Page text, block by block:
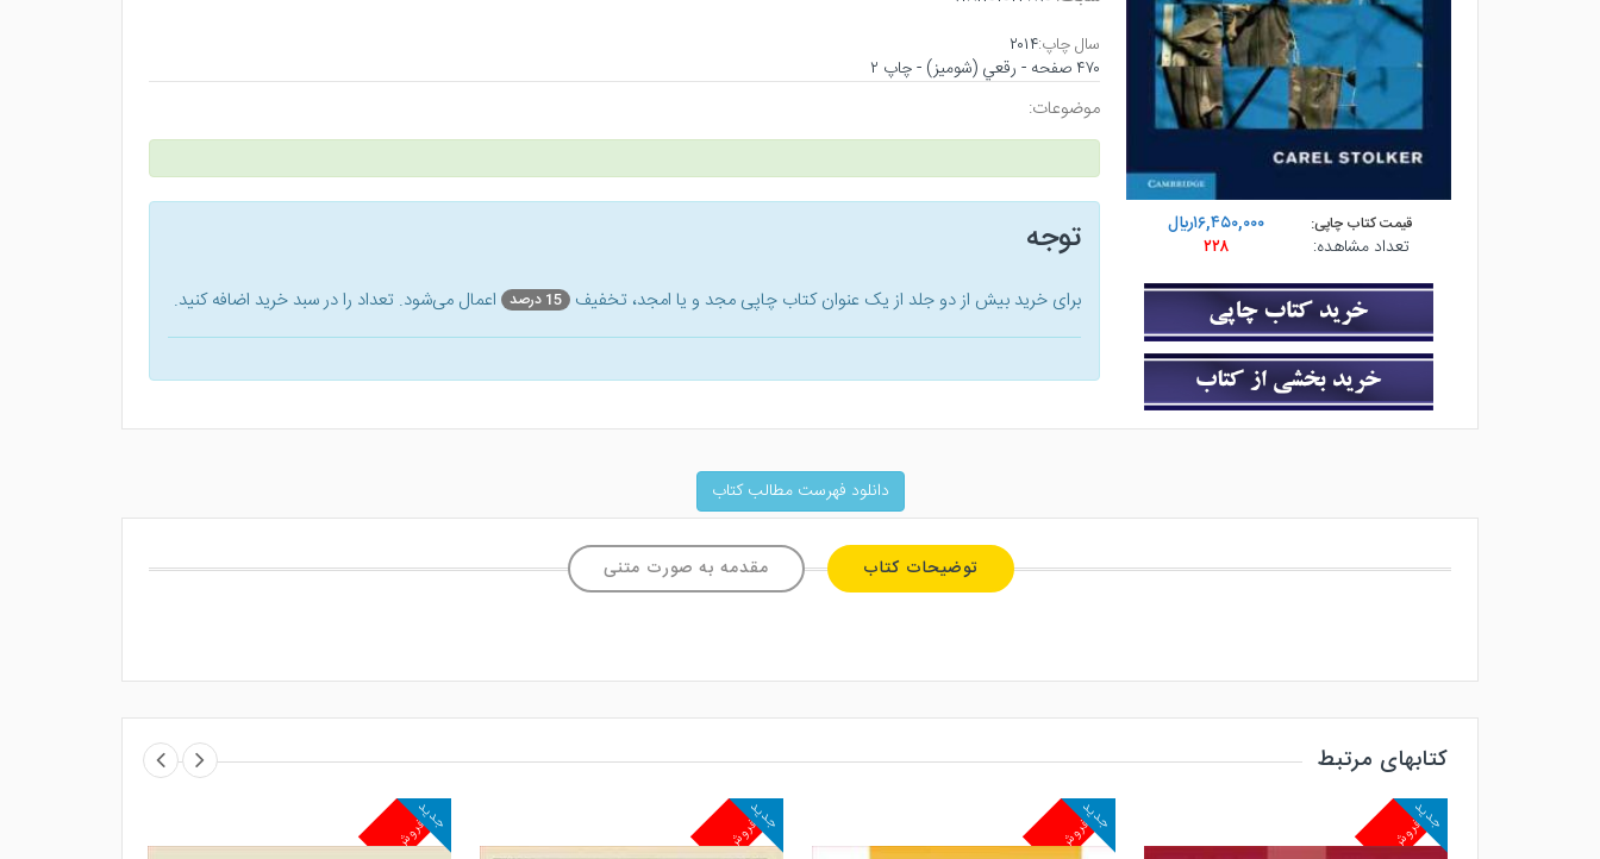
قیمت کتاب چاپی:
۱۶,۴۵۰,۰۰۰ريال
تعداد مشاهده:
۲۲۸
سال چاپ:۲۰۱۴
۴۷۰ صفحه - رقعي (شوميز) - چاپ ۲
موضوعات:
توجه
برای خرید بیش از دو جلد از یک عنوان کتاب‌ چاپی مجد و یا امجد، تخفیف 15 درصد اعمال می‌شود. تعداد را در سبد خرید اضافه کنید.
دانلود فهرست مطالب کتاب
توضیحات کتاب مقدمه به صورت متنی
کتابهای مرتبط
پرفروش
جدید پرفروش
جدید پرفروش
جدید پرفروش
جدید